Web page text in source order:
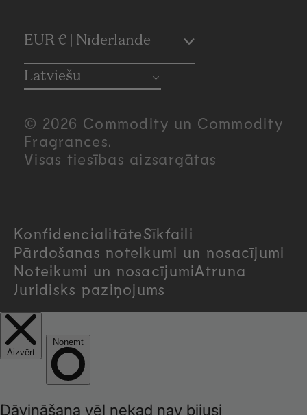
C
o
u
n
y
/
r
e
g
i
EUR € | Nīderlande
Latviešu
© 2026 Commodity un Commodity
Fragrances.
Visas tiesības aizsargātas
KonfidencialitāteSīkfaili
Pārdošanas noteikumi un nosacījumi
Noteikumi un nosacījumiAtruna
Juridisks paziņojums